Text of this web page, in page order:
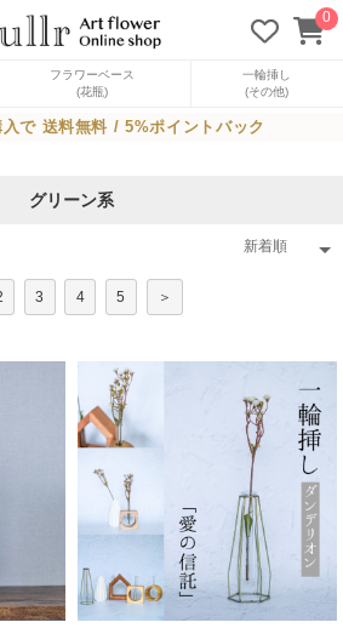
0
フラワーベース
(花瓶)
一輪挿し
(その他)
で 送料無料 / 5%ポイントバック
グリーン系
3 4 5 ＞